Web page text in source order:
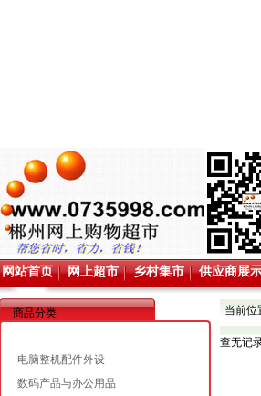
网站首页 网上超市 乡村集市 供应商展
商品分类
电脑整机配件外设
数码产品与办公用品
当前位
查无记